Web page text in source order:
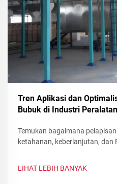
Tren Aplikasi dan
Bubuk di Industri
Temukan bagaimana
ketahanan, keberlanjutan, dan
LIHAT LEBIH BANYAK